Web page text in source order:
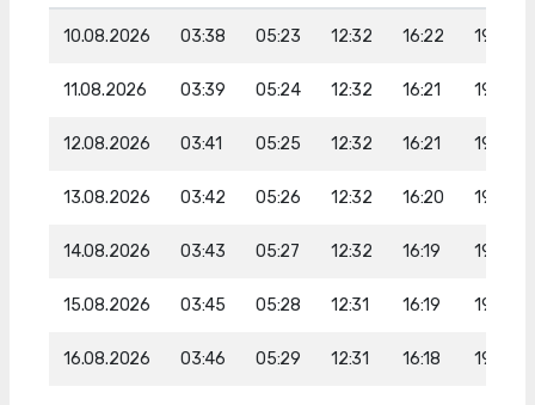
10.08.2026 03:38 05:23 12:32 16:22 19:31
11.08.2026 03:39 05:24 12:32 16:21 19:29
12.08.2026 03:41 05:25 12:32 16:21 19:28
13.08.2026 03:42 05:26 12:32 16:20 19:27
14.08.2026 03:43 05:27 12:32 16:19 19:26
15.08.2026 03:45 05:28 12:31 16:19 19:24
16.08.2026 03:46 05:29 12:31 16:18 19:23